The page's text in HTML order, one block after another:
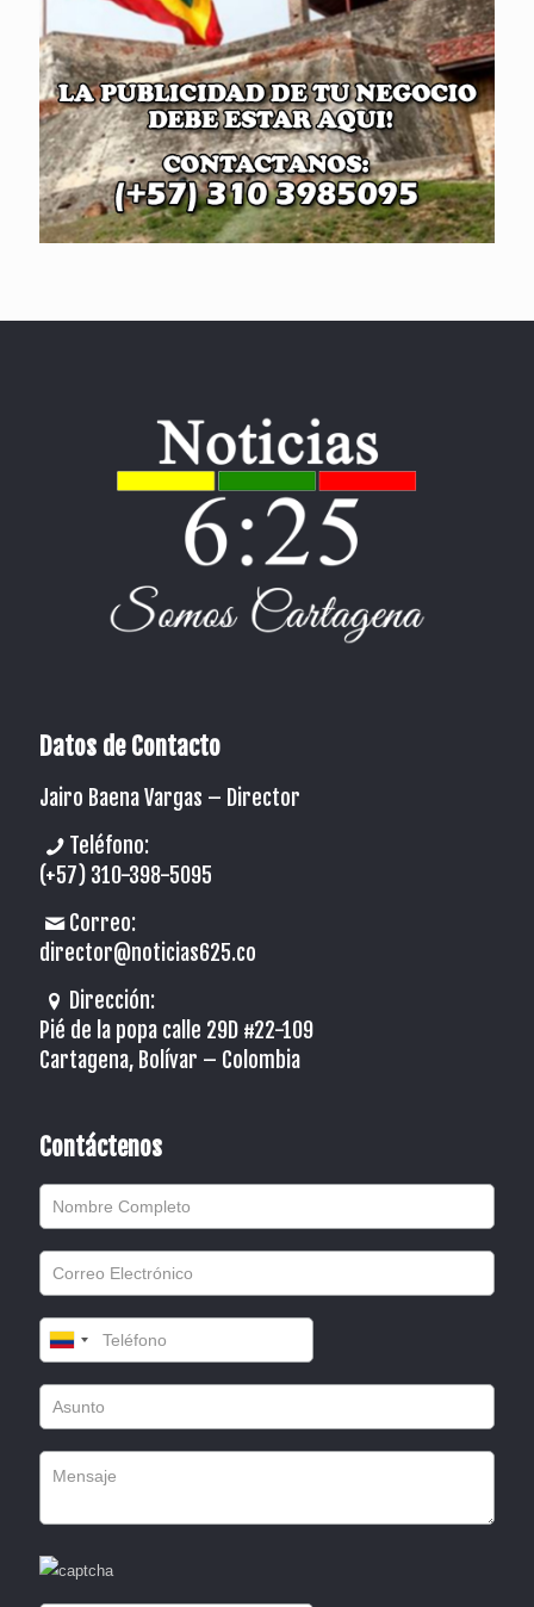
Datos de Contacto
Jairo Baena Vargas – Director
Teléfono:
(+57) 310-398-5095
Correo:
director@noticias625.co
Dirección:
Pié de la popa calle 29D #22-109
Cartagena, Bolívar – Colombia
Contáctenos